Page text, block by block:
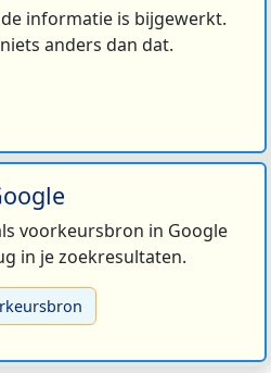
informatie is bijgewerkt.
anders dan dat.
voorkeursbron in Google
in je zoekresultaten.